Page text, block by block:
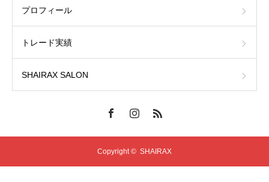
プロフィール
トレード実績
SHAIRAX SALON
Copyright © SHAIRAX